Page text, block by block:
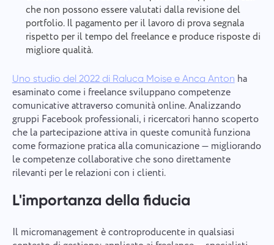
che non possono essere valutati dalla revisione del
portfolio. Il pagamento per il lavoro di prova segnala
rispetto per il tempo del freelance e produce risposte di
migliore qualità.
Uno studio del 2022 di Raluca Moise e Anca Antonha
esaminato come i freelance sviluppano competenze
comunicative attraverso comunità online. Analizzando
gruppi Facebook professionali, i ricercatori hanno scoperto
che la partecipazione attiva in queste comunità funziona
come formazione pratica alla comunicazione — migliorando
le competenze collaborative che sono direttamente
rilevanti per le relazioni con i clienti.
L'importanza della fiducia
Il micromanagement è controproducente in qualsiasi